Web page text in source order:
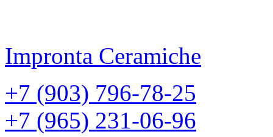
Impronta Ceramiche
+7 (903) 796-78-25
+7 (965) 231-06-96